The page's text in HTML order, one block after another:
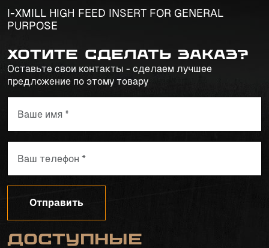
I-XMILL HIGH FEED INSERT FOR GENERAL
PURPOSE
Хотите сделать заказ?
Оставьте свои контакты - сделаем лучшее
предложение по этому товару
Отправить
Доступные